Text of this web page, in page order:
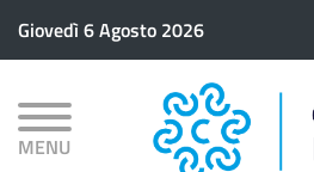
Giovedì 6 Agosto 2026
MENU